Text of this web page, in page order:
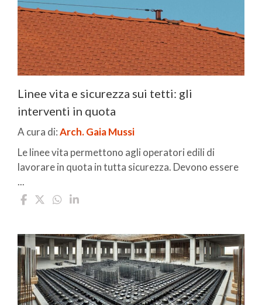
Linee vita e sicurezza sui tetti: gli
interventi in quota
A cura di:Arch. Gaia Mussi
Le linee vita permettono agli operatori edili di
lavorare in quota in tutta sicurezza. Devono essere
...